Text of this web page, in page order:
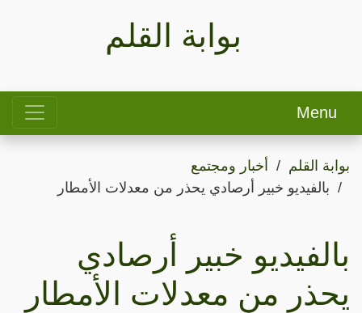
بوابة القلم
Menu
بوابة القلم
أخبار ومجتمع
بالفيديو خبير أرصادي يحذر من معدلات الأمطار
بالفيديو خبير أرصادي
يحذر من معدلات الأمطار